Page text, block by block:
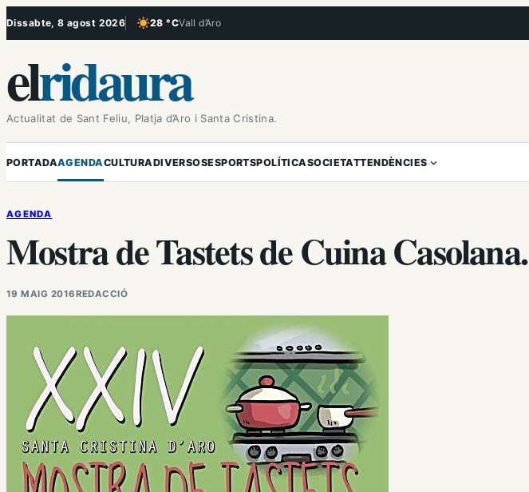
Vés
Dissabte, 8 agost 2026 28 °CVall d’Aro
, Cel serè
elridaura
Actualitat de Sant Feliu, Platja d’Aro i Santa Cristina.
PORTADAAGENDACULTURADIVERSOSESPORTSPOLÍTICASOCIETATTENDÈNCIES
AGENDA
Mostra de Tastets de Cuina Casolana.
19 MAIG 2016REDACCIÓ